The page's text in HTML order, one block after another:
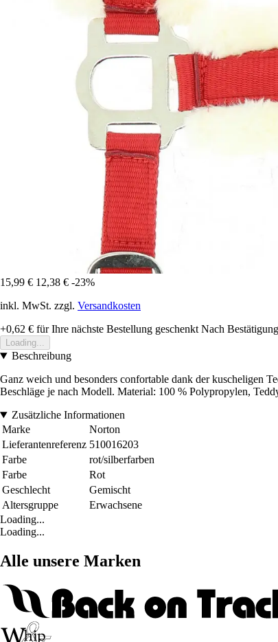
15,99 € 12,38 € -23%
inkl. MwSt. zzgl. Versandkosten
+0,62 € für Ihre nächste Bestellung geschenkt Nach
Loading...
Beschreibung
Ganz weich und besonders confortable dank der kuscheligen
Beschläge je nach Modell. Material: 100 % Polypropylen,
Zusätzliche Informationen
Marke
Norton
Lieferantenreferenz 510016203
Farbe
rot/silberfarben
Farbe
Rot
Geschlecht
Gemischt
Altersgruppe
Erwachsene
Loading...
Loading...
Alle unsere Marken